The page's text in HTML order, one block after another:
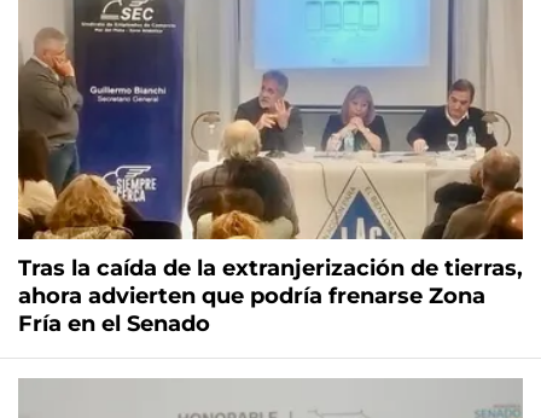
Tras la caída de la extranjerización de tierras,
ahora advierten que podría frenarse Zona
Fría en el Senado